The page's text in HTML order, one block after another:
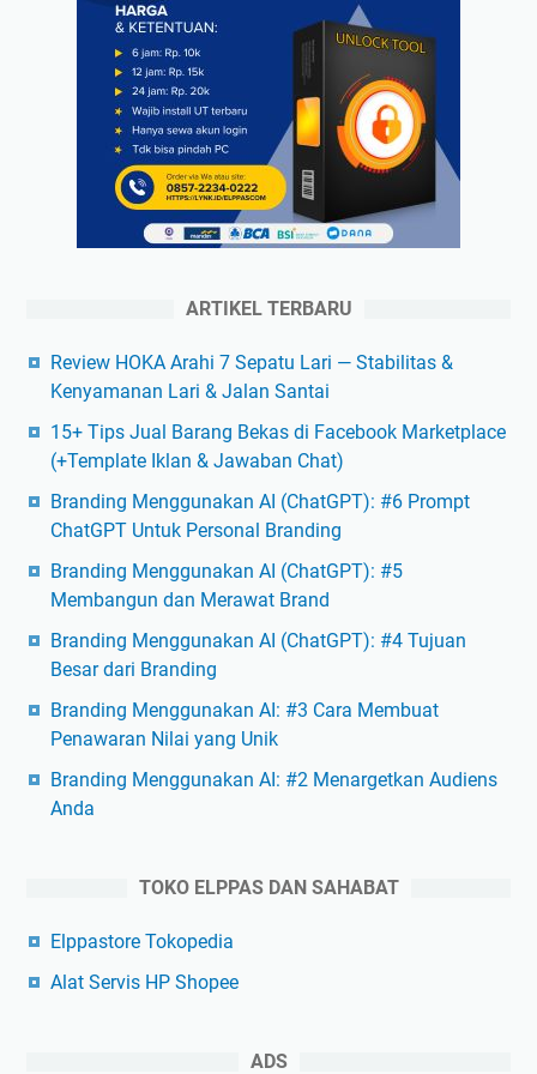
ARTIKEL TERBARU
Review HOKA Arahi 7 Sepatu Lari — Stabilitas &
Kenyamanan Lari & Jalan Santai
15+ Tips Jual Barang Bekas di Facebook Marketplace
(+Template Iklan & Jawaban Chat)
Branding Menggunakan AI (ChatGPT): #6 Prompt
ChatGPT Untuk Personal Branding
Branding Menggunakan AI (ChatGPT): #5
Membangun dan Merawat Brand
Branding Menggunakan AI (ChatGPT): #4 Tujuan
Besar dari Branding
Branding Menggunakan AI: #3 Cara Membuat
Penawaran Nilai yang Unik
Branding Menggunakan AI: #2 Menargetkan Audiens
Anda
TOKO ELPPAS DAN SAHABAT
Elppastore Tokopedia
Alat Servis HP Shopee
ADS